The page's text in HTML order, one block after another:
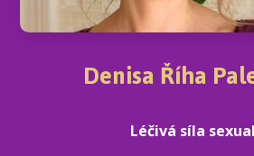
Denisa Říha
Léčivá síla